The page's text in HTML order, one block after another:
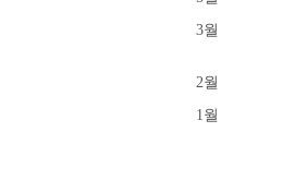
3월
2월
1월